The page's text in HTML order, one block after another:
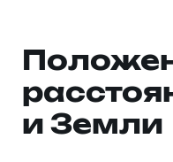
и Земли